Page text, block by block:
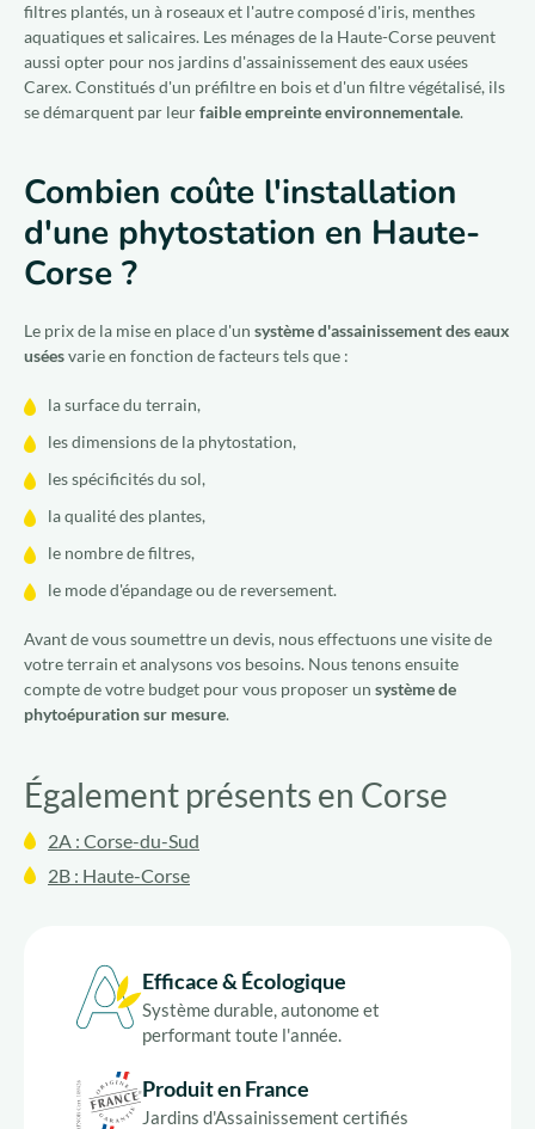
filtres plantés, un à roseaux et l'autre composé d'iris, menthes
aquatiques et salicaires. Les ménages de la Haute-Corse peuvent
aussi opter pour nos jardins d'assainissement des eaux usées
Carex. Constitués d'un préfiltre en bois et d'un filtre végétalisé, ils
se démarquent par leurfaible empreinte environnementale.
Combien coûte l'installation
d'une phytostation en Haute-
Corse ?
Le prix de la mise en place d'un système d'assainissement des eaux
uséesvarie en fonction de facteurs tels que :
la surface du terrain,
les dimensions de la phytostation,
les spécificités du sol,
la qualité des plantes,
le nombre de filtres,
le mode d'épandage ou de reversement.
Avant de vous soumettre un devis, nous effectuons une visite de
votre terrain et analysons vos besoins. Nous tenons ensuite
compte de votre budget pour vous proposer un système de
phytoépuration sur mesure.
Également présents en Corse
2A : Corse-du-Sud
2B : Haute-Corse
Efficace & Écologique
Système durable, autonome et
performant toute l'année.
Produit en France
Jardins d'Assainissement certifiés